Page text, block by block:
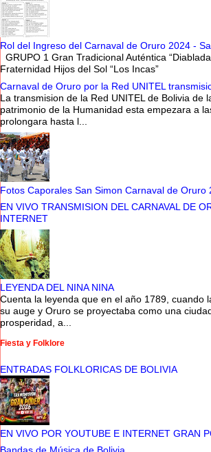
Rol del Ingreso del Carnaval de Oruro 2024 -
GRUPO 1 Gran Tradicional Auténtica
Fraternidad Hijos del Sol “Los
Carnaval de Oruro por la Red UNITEL
La transmision de la Red UNITEL de Bolivia de
patrimonio de la Humanidad esta empezara a
prolongara hasta l...
Fotos Caporales San Simon Carnaval de Oruro
EN VIVO TRANSMISION DEL CARNAVAL DE
INTERNET
LEYENDA DEL NINA NINA
Cuenta la leyenda que en el año 1789, cuando
su auge y Oruro se proyectaba como una
prosperidad, a...
Fiesta y Folklore
ENTRADAS FOLKLORICAS DE BOLIVIA
EN VIVO POR YOUTUBE E INTERNET GRAN